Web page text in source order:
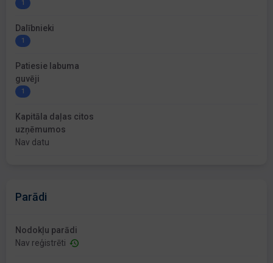
1
Dalībnieki
1
Patiesie labuma
guvēji
1
Kapitāla daļas citos
uzņēmumos
Nav datu
Parādi
Nodokļu parādi
Nav reģistrēti